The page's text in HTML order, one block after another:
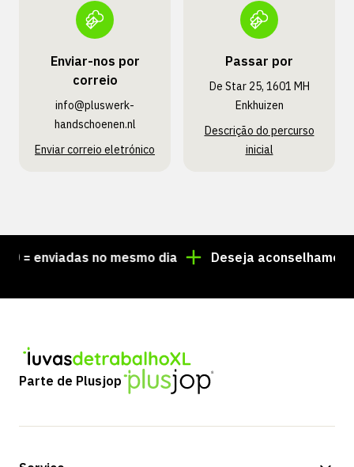
Enviar-nos por
correio
info@pluswerk­
handschoenen.nl
Enviar correio eletrónico
Passar por
De Star 25, 1601 MH
Enkhuizen
Descrição do percurso
inicial
enviadas no mesmo dia Deseja aconselhamento
Parte de Plusjop